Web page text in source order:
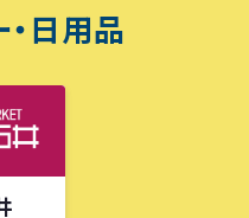
日用品